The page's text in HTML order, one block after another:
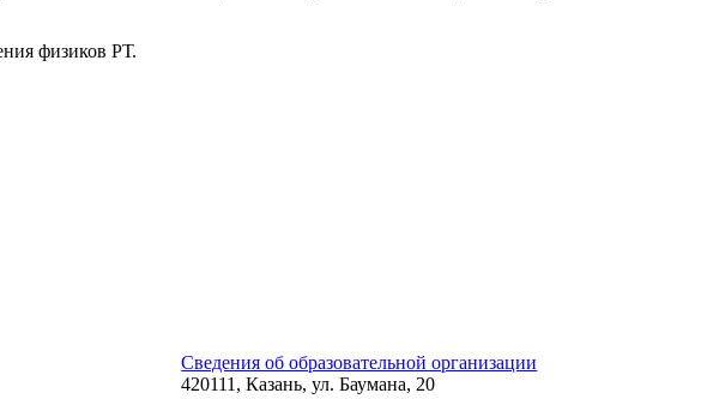
физиков РТ.
Сведения об образовательной организации
420111, Казань, ул. Баумана, 20